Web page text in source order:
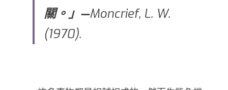
關。」—Moncrief, L. W.
(1970).